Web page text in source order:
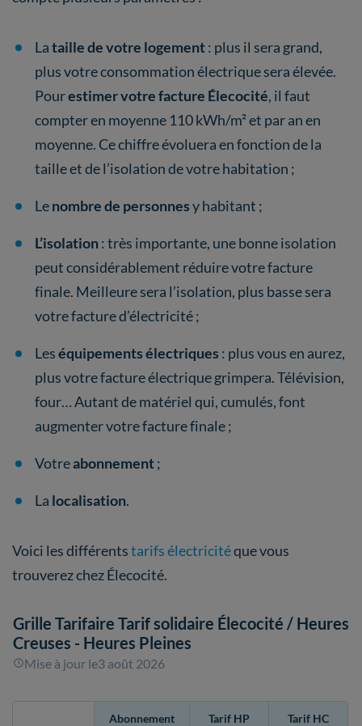
Lataille de votre logement: plus il sera grand,
plus votre consommation électrique sera élevée.
Pourestimer votre facture Élecocité, il faut
compter en moyenne 110 kWh/m² et par an en
moyenne. Ce chiffre évoluera en fonction de la
taille et de l’isolation de votre habitation ;
Lenombre de personnesy habitant ;
L’isolation: très importante, une bonne isolation
peut considérablement réduire votre facture
finale. Meilleure sera l’isolation, plus basse sera
votre facture d’électricité ;
Leséquipements électriques : plus vous en aurez,
plus votre facture électrique grimpera. Télévision,
four… Autant de matériel qui, cumulés, font
augmenter votre facture finale ;
Votreabonnement;
La localisation.
Voici les différentstarifs électricitéque vous
trouverez chez Élecocité.
Grille Tarifaire Tarif solidaire Élecocité / Heures
Creuses - Heures Pleines
Mise à jour le3 août 2026
Abonnement Tarif HP Tarif HC